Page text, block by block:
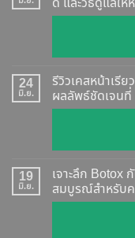
24
มิ.ย.
รีวิวเคสหน้าเรี
ผลลัพธ์ชัดเจน
19
มิ.ย.
เจาะลึก Botox
สมบูรณ์สำหรับ